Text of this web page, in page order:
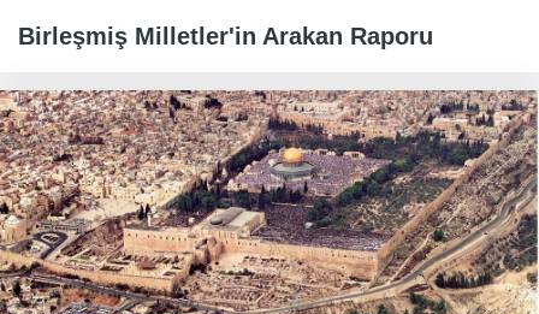
Birleşmiş Milletler'in Arakan Raporu